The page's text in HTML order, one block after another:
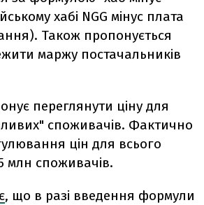
хабі NGG мінус плата
. Також пропонується
маржу постачальників
переглянути ціну для
споживачів. Фактично
цін для всього
млн споживачів.
, що в разі введення формули